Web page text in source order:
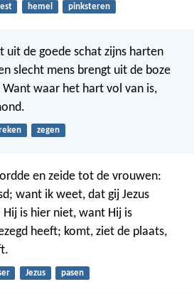
hemel pinksteren
uit de goede schat zijns harten
slecht mens brengt uit de boze
waar het hart vol van is,
zegen
en zeide tot de vrouwen:
want ik weet, dat gij Jezus
is hier niet, want Hij is
heeft; komt, ziet de plaats,
Jezus pasen